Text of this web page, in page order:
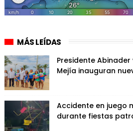
MÁS LEÍDAS
Presidente
Mejía inauguran
Accidente en juego
durante fiestas